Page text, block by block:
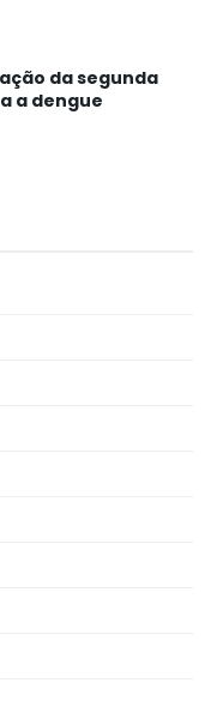
da segunda
a dengue